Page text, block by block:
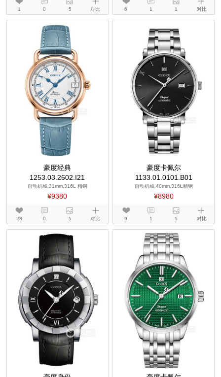
1 0 5 对比 6 1 1 对比
豪度经典
1253.03.2602.I21
自动机械,31mm,316L 精钢
¥9380
23 0 5 对比
豪度卡佩尔
1133.01.0101.B01
自动机械,40mm,316L精钢
¥8980
9 1 5 对比